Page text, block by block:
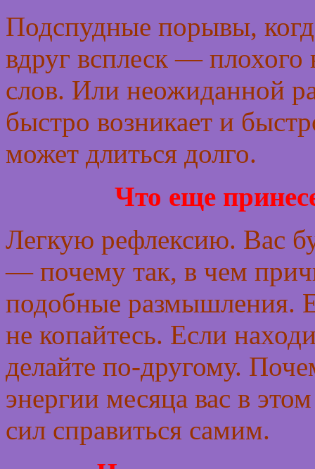
Подспудные порывы,
вдруг всплеск — плохого
слов. Или неожиданной
быстро возникает и
может длиться долго.
Что еще
Легкую рефлексию. Вас
— почему так, в чем
подобные размышления.
не копайтесь. Если
делайте по-другому.
энергии месяца вас в
сил справиться самим.